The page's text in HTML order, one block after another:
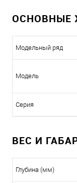
ОСНОВНЫЕ
Модельный ряд
Модель
Серия
ВЕС И
Глубина (мм)